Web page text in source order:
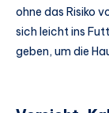
ohne das Risiko
sich leicht ins
geben, um die